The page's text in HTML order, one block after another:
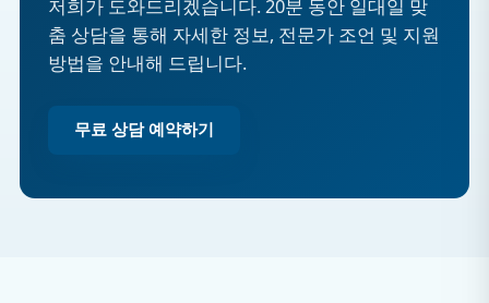
저희가 도와드리겠습니다. 20분 동안 일대일 맞
춤 상담을 통해 자세한 정보, 전문가 조언 및 지원
방법을 안내해 드립니다.
무료 상담 예약하기